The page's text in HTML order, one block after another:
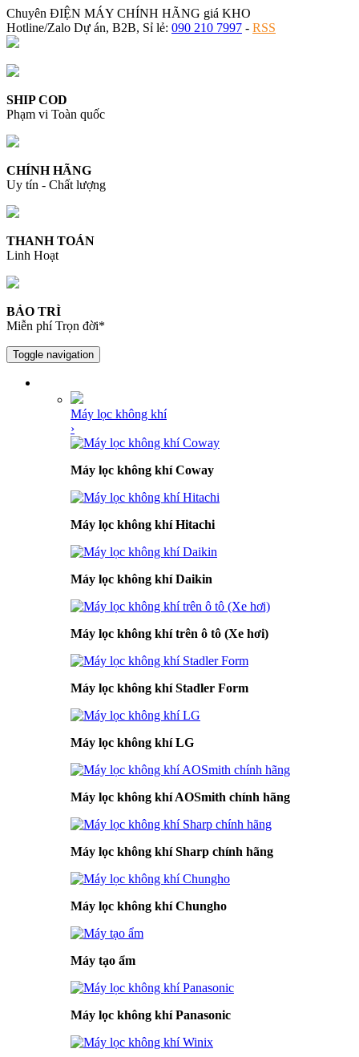
Chuyên ĐIỆN MÁY CHÍNH HÃNG giá KHO
Hotline/Zalo Dự án, B2B, Sỉ lẻ: 090 210 7997 - RSS
SHIP COD
Phạm vi Toàn quốc
CHÍNH HÃNG
Uy tín - Chất lượng
THANH TOÁN
Linh Hoạt
BẢO TRÌ
Miễn phí Trọn đời*
Toggle navigation
Máy lọc không khí
›
Máy lọc không khí Coway
Máy lọc không khí Hitachi
Máy lọc không khí Daikin
Máy lọc không khí trên ô tô (Xe hơi)
Máy lọc không khí Stadler Form
Máy lọc không khí LG
Máy lọc không khí AOSmith chính hãng
Máy lọc không khí Sharp chính hãng
Máy lọc không khí Chungho
Máy tạo ẩm
Máy lọc không khí Panasonic